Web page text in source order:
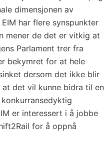
dimensjonen av
har flere synspunkter
mener de det er vitkig at
Parlament trer fra
bekymret for at hele
dersom det ikke blir
det vil kunne bidra til en
er interessert i å jobbe
for å oppnå